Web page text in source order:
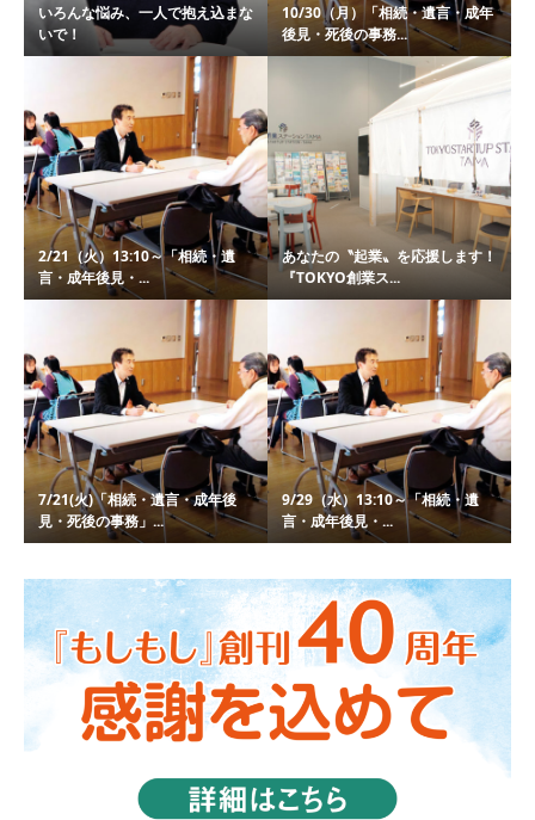
いろんな悩み、一人で抱え込まな
いで！
10/30（月）「相続・遺言・成年
後見・死後の事務...
2/21（火）13:10～「相続・遺
言・成年後見・...
あなたの〝起業〟を応援します！
『TOKYO創業ス...
7/21(火)「相続・遺言・成年後
見・死後の事務」...
9/29（水）13:10～「相続・遺
言・成年後見・...